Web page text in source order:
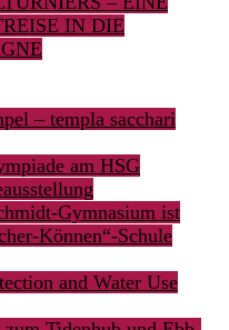
IN DIE
– templa sacchari
am HSG
Gymnasium ist
Können“-Schule
and Water Use